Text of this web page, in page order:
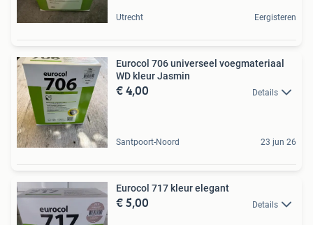
Utrecht Eergisteren
Eurocol 706 universeel voegmateriaal
WD kleur Jasmin
€ 4,00 Details
Santpoort-Noord 23 jun 26
Eurocol 717 kleur elegant
€ 5,00 Details